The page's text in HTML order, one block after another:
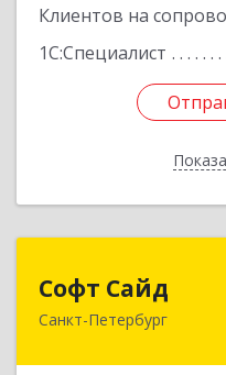
Клиентов на
1С:Специалист
Софт Сайд
Санкт-Петербург
190020, Санкт-